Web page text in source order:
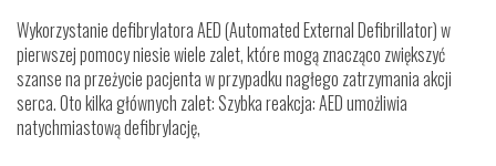
Wykorzystanie defibrylatora AED (Automated External Defibrillator) w
pierwszej pomocy niesie wiele zalet, które mogą znacząco zwiększyć
szanse na przeżycie pacjenta w przypadku nagłego zatrzymania akcji
serca. Oto kilka głównych zalet: Szybka reakcja: AED umożliwia
natychmiastową defibrylację,